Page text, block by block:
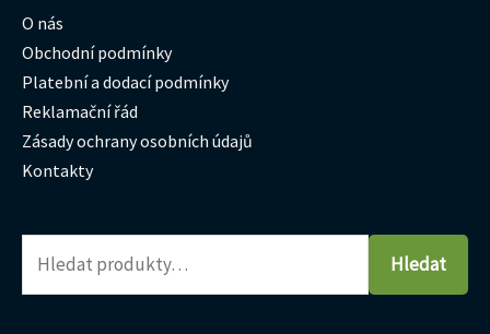
O nás
Obchodní podmínky
Platební a dodací podmínky
Reklamační řád
Zásady ochrany osobních údajů
Kontakty
Hledat